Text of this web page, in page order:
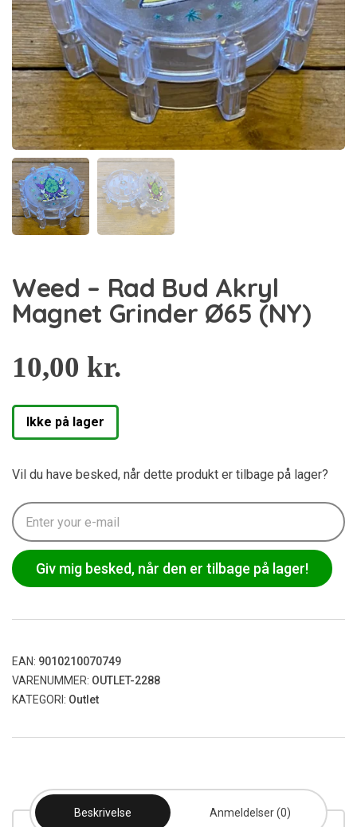
Weed – Rad Bud Akryl
Magnet Grinder Ø65 (NY)
10,00 kr.
Ikke på lager
Vil du have besked, når dette produkt er tilbage på lager?
Giv mig besked, når den er tilbage på lager!
EAN: 9010210070749
VARENUMMER: OUTLET-2288
KATEGORI: Outlet
Beskrivelse Anmeldelser (0)